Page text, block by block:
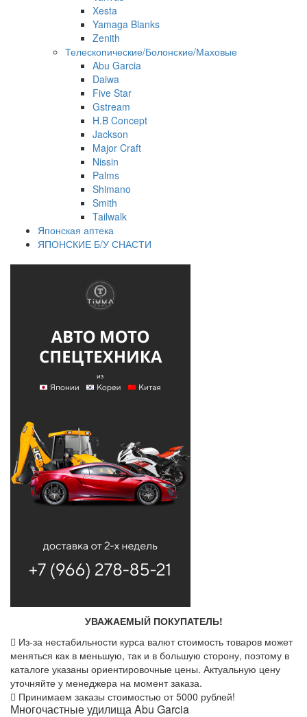
Xesta
Yamaga Blanks
Zenith
Телескопические/Болонские/Маховые
Abu Garcia
Daiwa
Five Star
Gstream
H.B Concept
Jackson
Major Craft
Nissin
Palms
Shimano
Smith
Tailwalk
Японская аптека
ЯПОНСКИЕ Б/У СНАСТИ
УВАЖАЕМЫЙ ПОКУПАТЕЛЬ!
Из-за нестабильности курса валют стоимость товаров может
меняться как в меньшую, так и в большую сторону, поэтому в
каталоге указаны ориентировочные цены. Актуальную цену
уточняйте у менеджера на момент заказа.
Принимаем заказы стоимостью от 5000 рублей!
Многочастные удилища Abu Garcia